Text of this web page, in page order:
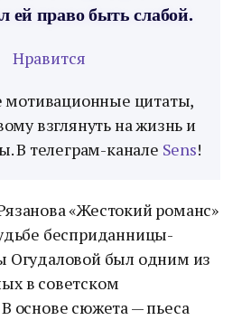
ей право быть слабой.
Нравится
цитаты,
взглянуть на жизнь и
В телеграм-канале Sens!
«Жестокий романс»
бесприданницы-
Огудаловой был одним из
в советском
основе сюжета — пьеса